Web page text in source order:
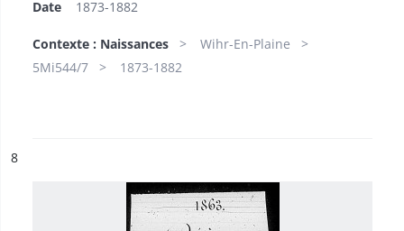
Date 1873-1882
Contexte : Naissances
Wihr-En-Plaine
5Mi544/7
1873-1882
n°
8